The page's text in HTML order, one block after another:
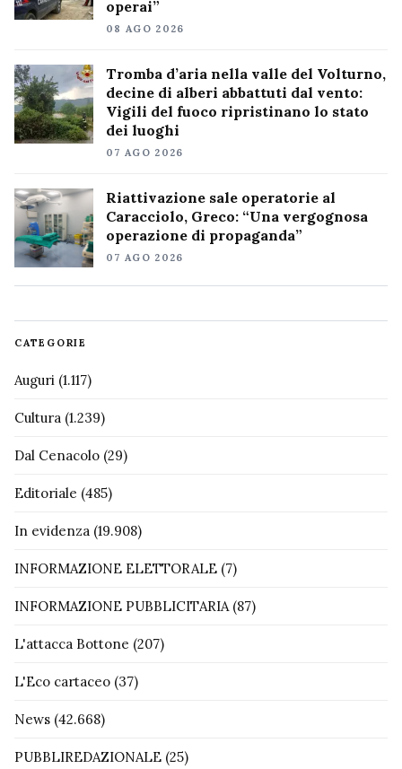
operai”
08 AGO 2026
Tromba d’aria nella valle del Volturno,
decine di alberi abbattuti dal vento:
Vigili del fuoco ripristinano lo stato
dei luoghi
07 AGO 2026
Riattivazione sale operatorie al
Caracciolo, Greco: “Una vergognosa
operazione di propaganda”
07 AGO 2026
CATEGORIE
Auguri (1.117)
Cultura (1.239)
Dal Cenacolo (29)
Editoriale (485)
In evidenza (19.908)
INFORMAZIONE ELETTORALE (7)
INFORMAZIONE PUBBLICITARIA (87)
L'attacca Bottone (207)
L'Eco cartaceo (37)
News (42.668)
PUBBLIREDAZIONALE (25)